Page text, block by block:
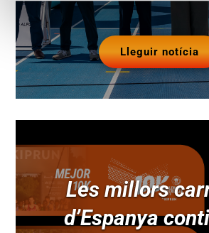
Lleguir notícia
Les millors
d’Espanya